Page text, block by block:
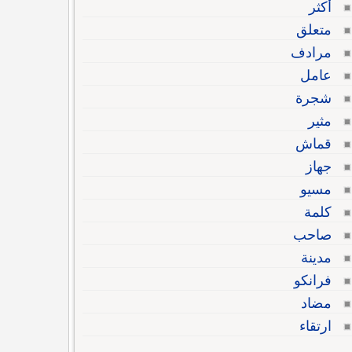
أكثر
متعلق
مرادف
عامل
شجرة
مثير
قماش
جهاز
مسيو
كلمة
صاحب
مدينة
فرانكو
مضاد
ارتقاء